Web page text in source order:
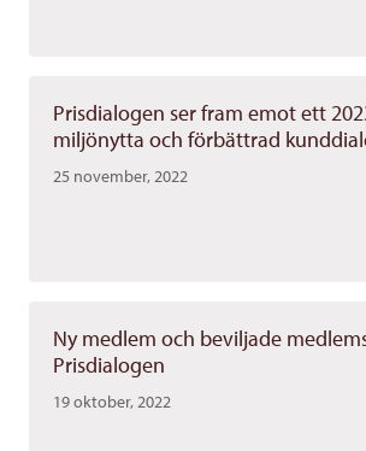
Prisdialogen ser fram emot ett
miljönytta och förbättrad
25 november, 2022
Ny medlem och beviljade
Prisdialogen
19 oktober, 2022